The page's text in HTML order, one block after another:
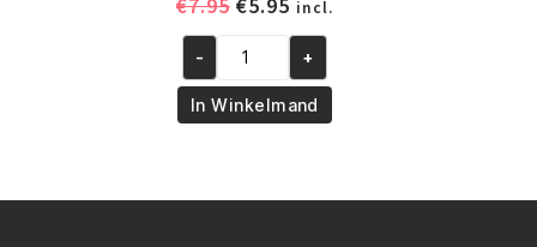
€7.95
was:
€7.95.
€5.95
prijs
is:
€5.95.
incl.
African
Pride
Olive
- +
In Winkelmand